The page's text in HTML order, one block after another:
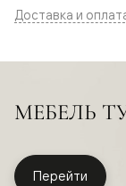
Доставка и
МЕБЕЛЬ
Перейти